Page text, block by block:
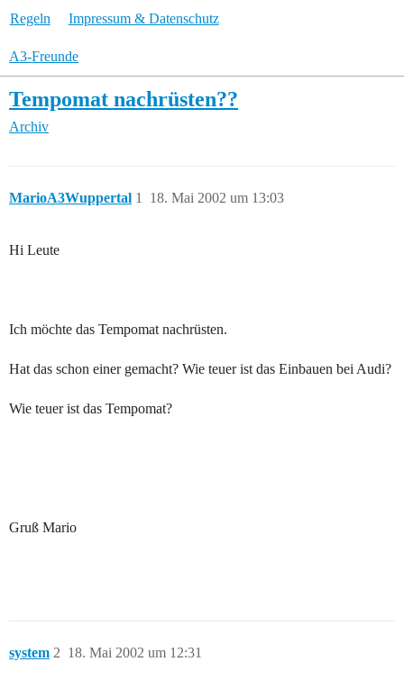
Regeln Impressum & Datenschutz
A3-Freunde
Tempomat nachrüsten??
Archiv
MarioA3Wuppertal 18. Mai 2002 um 13:03
1
Hi Leute
Ich möchte das Tempomat nachrüsten.
Hat das schon einer gemacht? Wie teuer ist das Einbauen bei Audi?
Wie teuer ist das Tempomat?
Gruß Mario
system 18. Mai 2002 um 12:31
2